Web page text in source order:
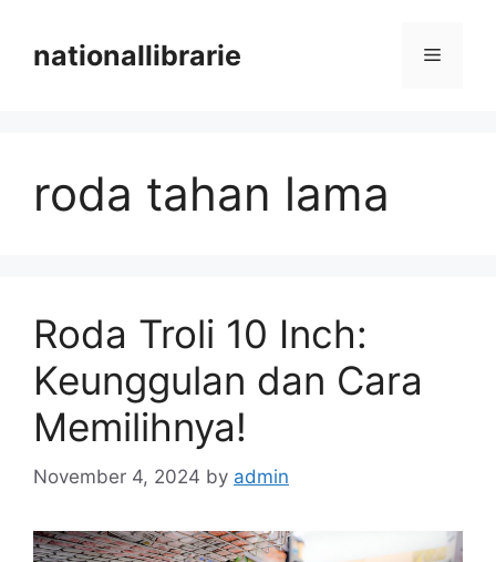
contentnationallibrarie Menu
roda tahan lama
Roda Troli 10 Inch:
Keunggulan dan Cara
Memilihnya!
November 4, 2024 by admin